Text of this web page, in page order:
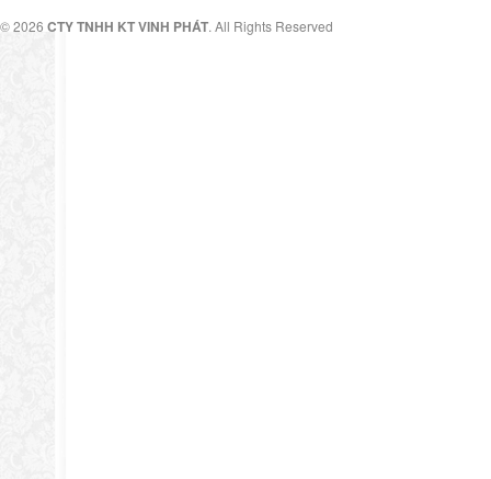
© 2026 CTY TNHH KT VINH PHÁT. All Rights Reserved